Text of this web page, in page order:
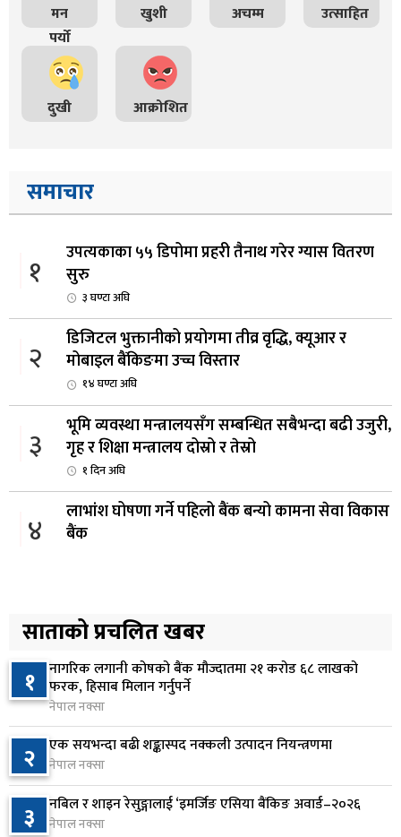
मन
पर्यो
खुशी अचम्म उत्साहित
दुखी आक्रोशित
समाचार
१
उपत्यकाका ५५ डिपोमा प्रहरी तैनाथ गरेर ग्यास वितरण
सुरु
३ घण्टा अघि
२
डिजिटल भुक्तानीको प्रयोगमा तीव्र वृद्धि, क्यूआर र
मोबाइल बैंकिङमा उच्च विस्तार
१४ घण्टा अघि
३
भूमि व्यवस्था मन्त्रालयसँग सम्बन्धित सबैभन्दा बढी उजुरी,
गृह र शिक्षा मन्त्रालय दोस्रो र तेस्रो
१ दिन अघि
४
लाभांश घोषणा गर्ने पहिलो बैंक बन्यो कामना सेवा विकास
बैंक
५
विरोध
२ दिन अघि
६
कोइराला निवास मर्मतका लागि छुट्याइएको २ करोड
बजेट शेखरद्धारा लिन अस्वीकार
२ दिन अघि
७
रूकुम पश्चिममा प्रहरीको गाडीले मोटरसाइकललाई
ठक्कर दिँदा किशोरको मृत्यु
२ दिन अघि
साताको प्रचलित खबर
१ नागरिक लगानी कोषको बैंक मौज्दातमा २१ करोड ६८ लाखको
फरक, हिसाब मिलान गर्नुपर्ने
नेपाल नक्सा
२ एक सयभन्दा बढी शङ्कास्पद नक्कली उत्पादन नियन्त्रणमा
नेपाल नक्सा
३ नबिल र शाइन रेसुङ्गालाई ‘इमर्जिङ एसिया बैंकिङ अवार्ड–२०२६
नेपाल नक्सा